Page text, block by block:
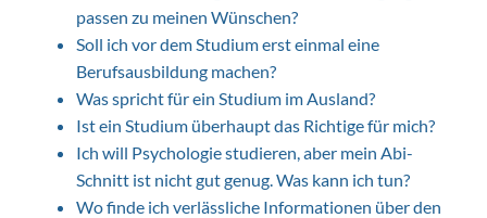
passen zu meinen Wünschen?
Soll ich vor dem Studium erst einmal eine
Berufsausbildung machen?
Was spricht für ein Studium im Ausland?
Ist ein Studium überhaupt das Richtige für mich?
Ich will Psychologie studieren, aber mein Abi-
Schnitt ist nicht gut genug. Was kann ich tun?
Wo finde ich verlässliche Informationen über den